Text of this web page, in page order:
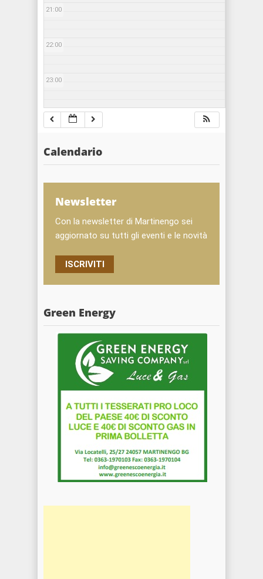
21:00
22:00
23:00
Calendario
Newsletter
Con la newsletter di Martinengo sei
aggiornato su tutti gli eventi e le novità
ISCRIVITI
Green Energy